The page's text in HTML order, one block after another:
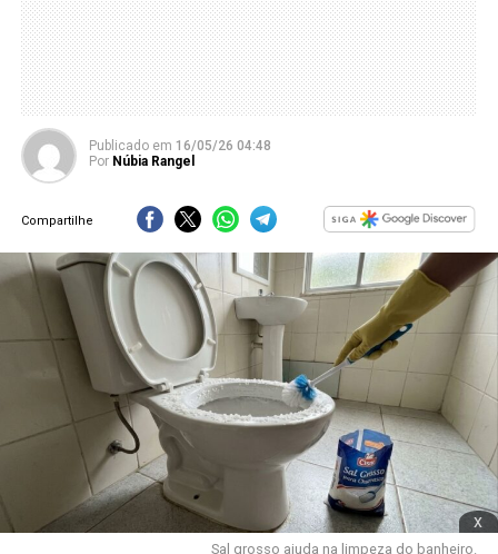
Publicado em 16/05/26 04:48
Por Núbia Rangel
Compartilhe
x
Sal grosso ajuda na limpeza do banheiro.